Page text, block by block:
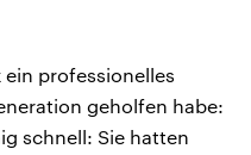
ein professionelles
geholfen habe:
schnell: Sie hatten